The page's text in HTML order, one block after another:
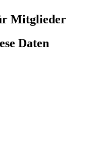
Mitglieder
Daten